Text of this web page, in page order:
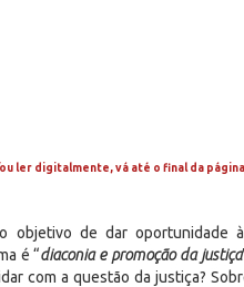
ler digitalmente, vá até o final da
objetivo de dar oportunidade
é “diaconia e promoção da justiça
com a questão da justiça?